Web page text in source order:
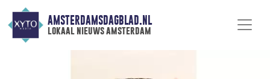
AMSTERDAMSDAGBLAD.NL
lokaal nieuws amsterdam